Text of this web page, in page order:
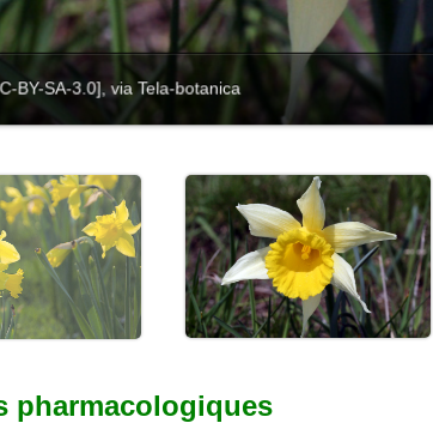
BY-SA-3.0], via Tela-botanica
pharmacologiques